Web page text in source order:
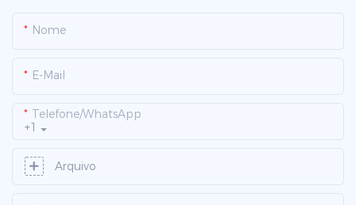
Nome
E-Mail
+1
Telefone/WhatsApp
Arquivo